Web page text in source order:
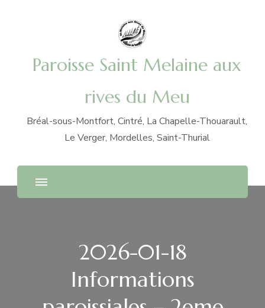
Paroisse Saint Melaine aux
rives du Meu
Bréal-sous-Montfort, Cintré, La Chapelle-Thouarault,
Le Verger, Mordelles, Saint-Thurial
2026-01-18
Informations